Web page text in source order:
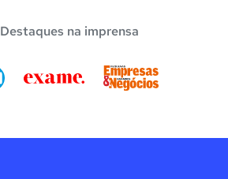
Destaques na imprensa